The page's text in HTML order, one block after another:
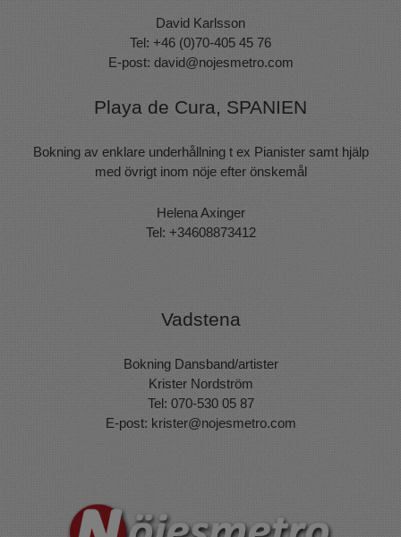
David Karlsson
Tel: +46 (0)70-405 45 76
E-post: david@nojesmetro.com
Playa de Cura, SPANIEN
Bokning av enklare underhållning t ex Pianister samt hjälp
med övrigt inom nöje efter önskemål
Helena Axinger
Tel: +34608873412
Vadstena
Bokning Dansband/artister
Krister Nordström
Tel: 070-530 05 87
E-post: krister@nojesmetro.com